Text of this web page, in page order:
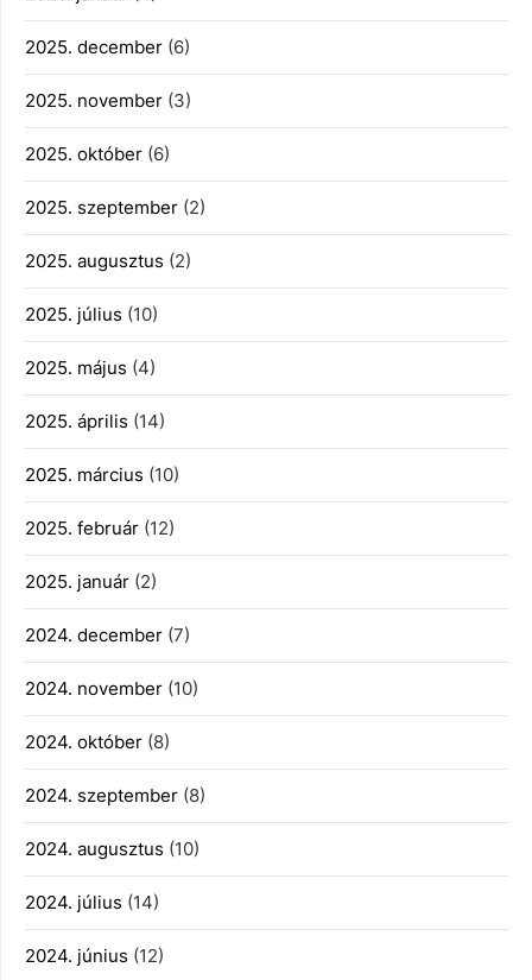
2025. december (6)
2025. november (3)
2025. október (6)
2025. szeptember (2)
2025. augusztus (2)
2025. július (10)
2025. május (4)
2025. április (14)
2025. március (10)
2025. február (12)
2025. január (2)
2024. december (7)
2024. november (10)
2024. október (8)
2024. szeptember (8)
2024. augusztus (10)
2024. július (14)
2024. június (12)